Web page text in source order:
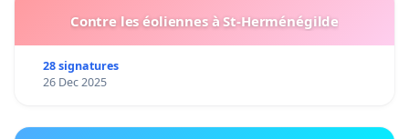
Contre les éoliennes à St-Herménégilde
28 signatures
26 Dec 2025